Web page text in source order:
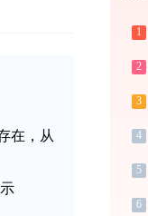
在，从
1
2
3
4
5
6